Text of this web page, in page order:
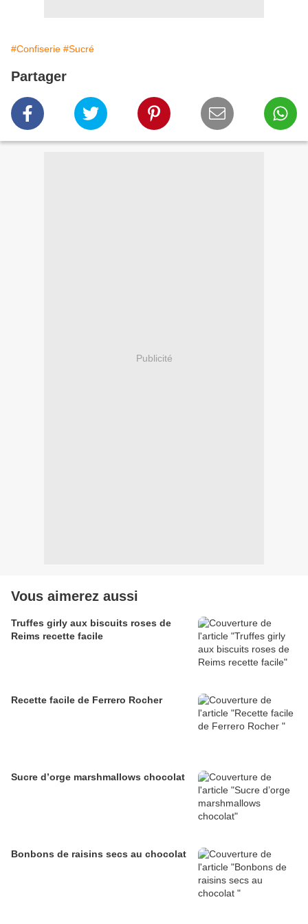
#Confiserie #Sucré
Partager
Publicité
Vous aimerez aussi
Truffes girly aux biscuits roses de
Reims recette facile
Recette facile de Ferrero Rocher
Sucre d’orge marshmallows chocolat
Bonbons de raisins secs au chocolat